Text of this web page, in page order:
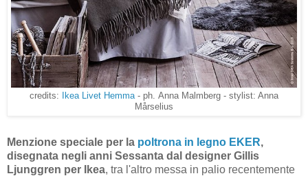
credits: Ikea Livet Hemma - ph. Anna Malmberg - stylist: Anna
Mårselius
Menzione speciale per la poltrona in legno EKER,
disegnata negli anni Sessanta dal designer Gillis
Ljunggren per Ikea, tra l'altro messa in palio recentemente